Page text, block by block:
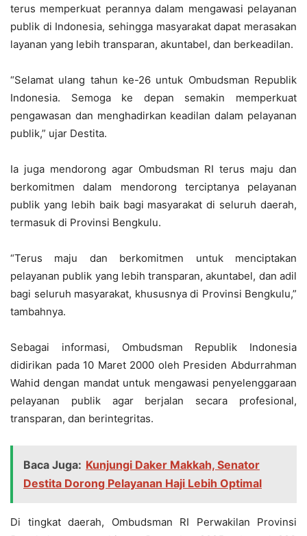
terus memperkuat perannya dalam mengawasi pelayanan
publik di Indonesia, sehingga masyarakat dapat merasakan
layanan yang lebih transparan, akuntabel, dan berkeadilan.
“Selamat ulang tahun ke-26 untuk Ombudsman Republik
Indonesia. Semoga ke depan semakin memperkuat
pengawasan dan menghadirkan keadilan dalam pelayanan
publik,” ujar Destita.
Ia juga mendorong agar Ombudsman RI terus maju dan
berkomitmen dalam mendorong terciptanya pelayanan
publik yang lebih baik bagi masyarakat di seluruh daerah,
termasuk di Provinsi Bengkulu.
“Terus maju dan berkomitmen untuk menciptakan
pelayanan publik yang lebih transparan, akuntabel, dan adil
bagi seluruh masyarakat, khususnya di Provinsi Bengkulu,”
tambahnya.
Sebagai informasi, Ombudsman Republik Indonesia
didirikan pada 10 Maret 2000 oleh Presiden Abdurrahman
Wahid dengan mandat untuk mengawasi penyelenggaraan
pelayanan publik agar berjalan secara profesional,
transparan, dan berintegritas.
Baca Juga: Kunjungi Daker Makkah, Senator
Destita Dorong Pelayanan Haji Lebih Optimal
Di tingkat daerah, Ombudsman RI Perwakilan Provinsi